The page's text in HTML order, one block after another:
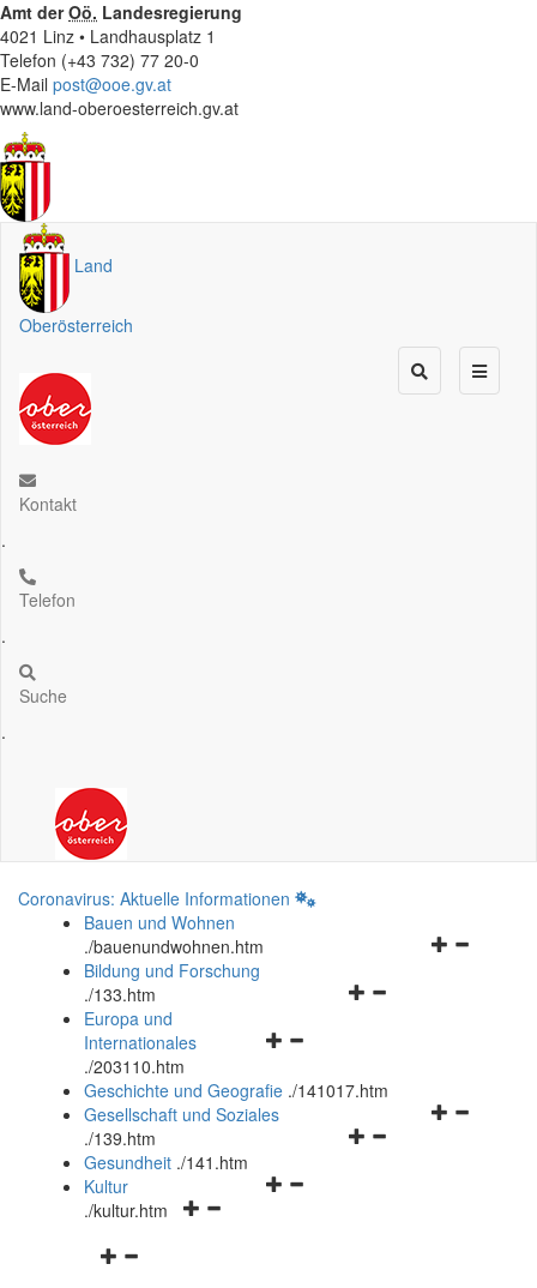
Amt derOö. Landesregierung
4021 Linz • Landhausplatz 1
Telefon (+43 732) 77 20-0
E-Mail post@ooe.gv.at
www.land-oberoesterreich.gv.at
Land
Oberösterreich
Kontakt
.
Telefon
.
Suche
.
Coronavirus: Aktuelle Informationen
Bauen und Wohnen
./bauenundwohnen.htm
Navigationsmenü
Bildung und Forschung
./133.htm
Navigationsmenü
und
schließen
Europa und
Internationales
./203110.htm
Geschichte und Geografie ./141017.htm
Navigationsmenü
Gesellschaft und Soziales
./139.htm
Navigationsmenü
Gesundheit ./141.htm
Navigationsmenü
Kultur
./kultur.htm
Navigationsmenü